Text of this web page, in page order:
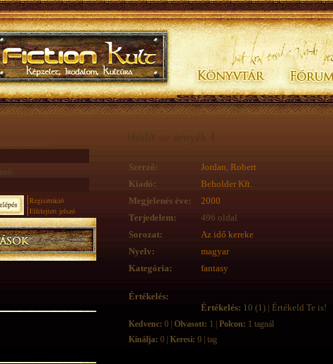
Regisztráció
Elfelejtett jelszó
Hódít az árnyék I.
Szerző:
Jordan, Robert
Kiadó:
Beholder Kft.
Megjelenés éve:
2000
Terjedelem:
496 oldal
Sorozat:
Az idő kereke
Nyelv:
magyar
Kategória:
fantasy
Értékelés:
Értékelés: 10 (1) | Értékeld Te is!
Kedvenc: 0 | Olvasott: 1 | Polcon: 1 tagnál
Kínálja: 0 | Keresi: 0 | tag